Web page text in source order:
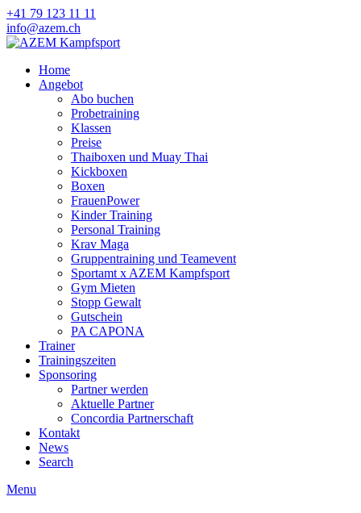
+41 79 123 11 11
info@azem.ch
Home
Angebot
Abo buchen
Probetraining
Klassen
Preise
Thaiboxen und Muay Thai
Kickboxen
Boxen
FrauenPower
Kinder Training
Personal Training
Krav Maga
Gruppentraining und Teamevent
Sportamt x AZEM Kampfsport
Gym Mieten
Stopp Gewalt
Gutschein
PA CAPONA
Trainer
Trainingszeiten
Sponsoring
Partner werden
Aktuelle Partner
Concordia Partnerschaft
Kontakt
News
Search
Menu